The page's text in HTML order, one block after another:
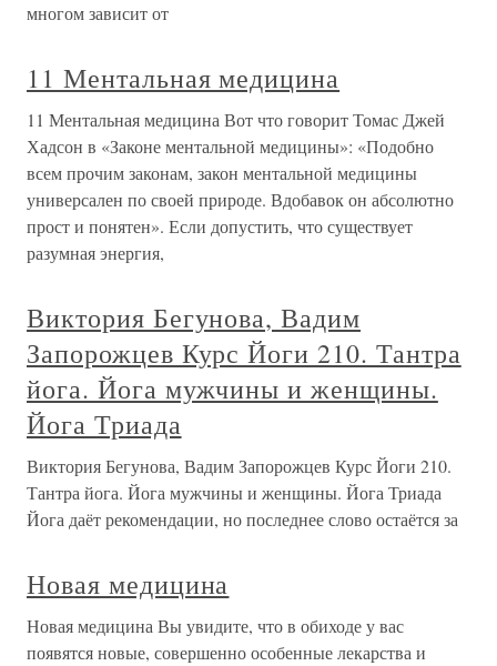
многом зависит от
11 Ментальная медицина
11 Ментальная медицина Вот что говорит Томас Джей
Хадсон в «Законе ментальной медицины»: «Подобно
всем прочим законам, закон ментальной медицины
универсален по своей природе. Вдобавок он абсолютно
прост и понятен». Если допустить, что существует
разумная энергия,
Виктория Бегунова, Вадим
Запорожцев Курс Йоги 210. Тантра
йога. Йога мужчины и женщины.
Йога Триада
Виктория Бегунова, Вадим Запорожцев Курс Йоги 210.
Тантра йога. Йога мужчины и женщины. Йога Триада
Йога даёт рекомендации, но последнее слово остаётся за
Новая медицина
Новая медицина Вы увидите, что в обиходе у вас
появятся новые, совершенно особенные лекарства и